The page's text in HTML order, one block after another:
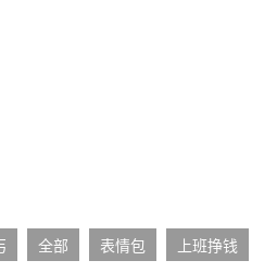
全部 表情包 上班挣钱